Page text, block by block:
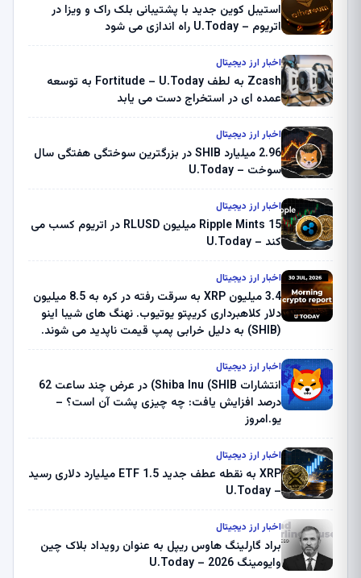
استیبل کوین جدید با پشتیبانی بلک راک و ویزا در
اتریوم – U.Today راه اندازی می شود
اخبار ارز دیجیتال
Zcash به لطف Fortitude – U.Today به توسعه
عمده ای در استخراج دست می یابد
اخبار ارز دیجیتال
2.96 میلیارد SHIB در بزرگترین سوختگی هفتگی سال
سوخت – U.Today
اخبار ارز دیجیتال
Ripple Mints 15 میلیون RLUSD در اتریوم کسب می
کند – U.Today
اخبار ارز دیجیتال
3.4 میلیون XRP به سرقت رفته در کره به 8.5 میلیون
دلار کلاهبرداری کریپتو یوتیوب. نهنگ های شیبا اینو
(SHIB) به دلیل خرابی پمپ قیمت ناپدید می شوند.
ثبت کرد – گزارش کریپتو صبح – U.Today
اخبار ارز دیجیتال
انتشارات Shiba Inu (SHIB) در عرض چند ساعت 62
درصد افزایش یافت: چه چیزی پشت آن است؟ –
یو.امروز
اخبار ارز دیجیتال
XRP به نقطه عطف جدید ETF 1.5 میلیارد دلاری رسید
– U.Today
اخبار ارز دیجیتال
براد گارلینگ هاوس ریپل به عنوان رویداد بلاک چین
وایومینگ 2026 – U.Today